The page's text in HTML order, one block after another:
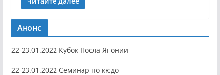
Анонс
22-23.01.2022 Кубок Посла Японии
22-23.01.2022 Семинар по кюдо